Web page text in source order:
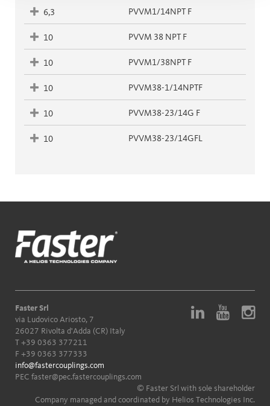
6,3 PVVM1/14NPT F
10 PVVM 38 NPT F
10 PVVM1/38NPT F
10 PVVM38-1/14NPTF
10 PVVM38-23/14G F
10 PVVM38-23/14GFL
Faster Srl
via Ludovico Ariosto, 7
26027 Rivolta d'Adda (CR) Italy
T +39 0363 377211
F +39 0363 377333
info@fastercouplings.com
PEC faster@pec.fastercouplings.com
© Faster Srl with sole shareholder
Company managed and coordinated by Helios Technologies Inc.